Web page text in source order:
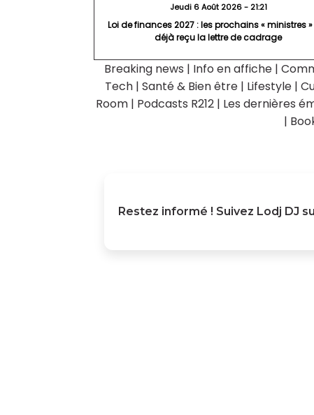
Jeudi 6 Août 2026 - 21:21
Loi de finances 2027 : les prochains « ministres
déjà reçu la lettre de cadrage
Breaking news | Info en affiche |
Tech | Santé & Bien être | Lifestyle |
Room | Podcasts R212 | Les dernières
|
Restez informé ! Suivez Lodj DJ